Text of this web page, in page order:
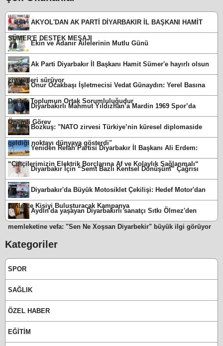
AKYOL'DAN AK PARTİ DİYARBAKIR İL BAŞKANI HAMİT
SÜMER'E DESTEK MESAJI
Ekin ve Adanır Ailelerinin Mutlu Günü
Ak Parti Diyarbakır İl Başkanı Hamit Sümer'e hayırlı olsun
ziyaretleri sürüyor
Onur Ocakbaşı İşletmecisi Vedat Günaydın: Yerel Basına
Destek Toplumun Ortak Sorumluluğudur
Diyarbakırlı Mahmut Yıldızhan’a Mardin 1969 Spor’da
Önemli Görev
Bozkuş: "NATO zirvesi Türkiye’nin küresel diplomaside
geldiği noktayı dünyaya gösterdi"
Yeniden Refah Partisi Diyarbakır İl Başkanı Ali Erdem:
“Çiftçilerimizin Elektrik Borçlarına Af ve Kolaylık Sağlanmalı“
Diyarbakır İçin “Semt Bazlı Kentsel Dönüşüm” Çağrısı
Diyarbakır'da Büyük Motosiklet Çekilişi: Hedef Motor'dan
Binlerce Kişiyi Buluşturacak Kampanya
Aydın'da yaşayan Diyarbakırlı sanatçı Sıtkı Ölmez'den
memleketine vefa: "Sen Ne Xoşsan Diyarbekir" büyük ilgi görüyor
Kategoriler
SPOR
SAĞLIK
ÖZEL HABER
EĞİTİM